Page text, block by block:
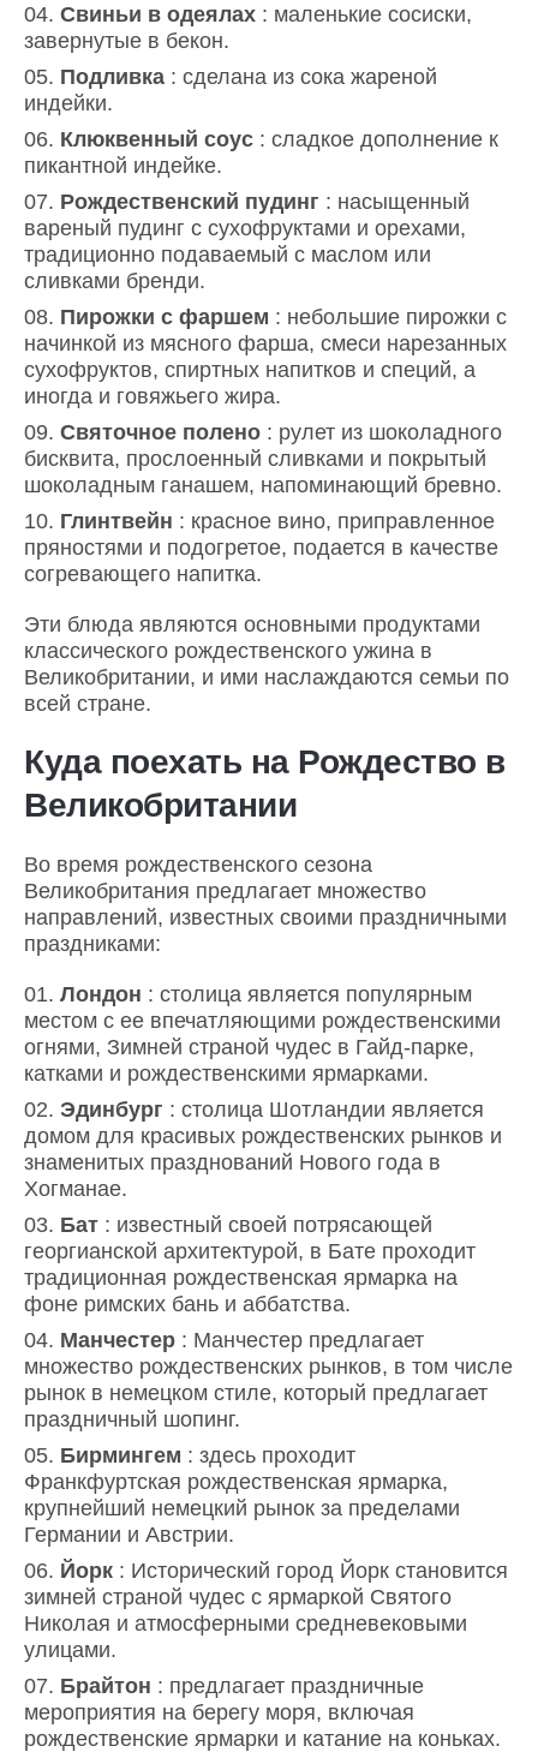
Свиньи в одеялах : маленькие сосиски,
завернутые в бекон.
Подливка : сделана из сока жареной
индейки.
Клюквенный соус : сладкое дополнение к
пикантной индейке.
Рождественский пудинг : насыщенный
вареный пудинг с сухофруктами и орехами,
традиционно подаваемый с маслом или
сливками бренди.
Пирожки с фаршем : небольшие пирожки с
начинкой из мясного фарша, смеси нарезанных
сухофруктов, спиртных напитков и специй, а
иногда и говяжьего жира.
Святочное полено : рулет из шоколадного
бисквита, прослоенный сливками и покрытый
шоколадным ганашем, напоминающий бревно.
Глинтвейн : красное вино, приправленное
пряностями и подогретое, подается в качестве
согревающего напитка.
Эти блюда являются основными продуктами
классического рождественского ужина в
Великобритании, и ими наслаждаются семьи по
всей стране.
Куда поехать на Рождество в
Великобритании
Во время рождественского сезона
Великобритания предлагает множество
направлений, известных своими праздничными
праздниками:
Лондон : столица является популярным
местом с ее впечатляющими рождественскими
огнями, Зимней страной чудес в Гайд-парке,
катками и рождественскими ярмарками.
Эдинбург : столица Шотландии является
домом для красивых рождественских рынков и
знаменитых празднований Нового года в
Хогманае.
Бат : известный своей потрясающей
георгианской архитектурой, в Бате проходит
традиционная рождественская ярмарка на
фоне римских бань и аббатства.
Манчестер : Манчестер предлагает
множество рождественских рынков, в том числе
рынок в немецком стиле, который предлагает
праздничный шопинг.
Бирмингем : здесь проходит
Франкфуртская рождественская ярмарка,
крупнейший немецкий рынок за пределами
Германии и Австрии.
Йорк : Исторический город Йорк становится
зимней страной чудес с ярмаркой Святого
Николая и атмосферными средневековыми
улицами.
Брайтон : предлагает праздничные
мероприятия на берегу моря, включая
рождественские ярмарки и катание на коньках.